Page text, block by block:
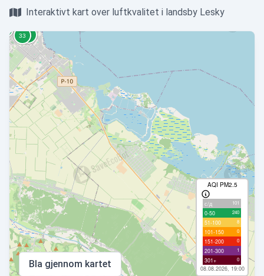
Interaktivt kart over luftkvalitet i landsby Lesky
AQI PM2.5
с/д 101
0-50 240
51-100 8
101-150 0
151-200 0
201-300 1
301+ 0
08.08.2026, 19:00
Bla gjennom kartet